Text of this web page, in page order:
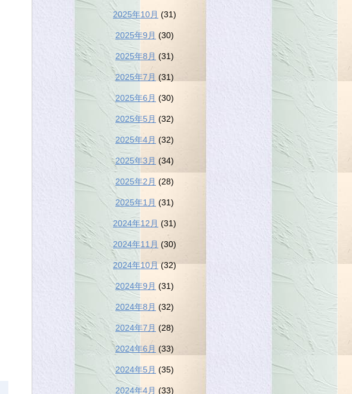
2025年10月 (31)
2025年9月 (30)
2025年8月 (31)
2025年7月 (31)
2025年6月 (30)
2025年5月 (32)
2025年4月 (32)
2025年3月 (34)
2025年2月 (28)
2025年1月 (31)
2024年12月 (31)
2024年11月 (30)
2024年10月 (32)
2024年9月 (31)
2024年8月 (32)
2024年7月 (28)
2024年6月 (33)
2024年5月 (35)
2024年4月 (33)